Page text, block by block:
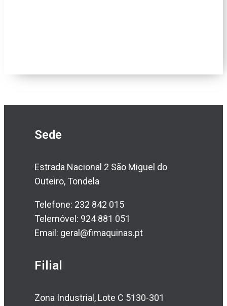
Sede
Estrada Nacional 2 São Miguel do
Outeiro, Tondela
Telefone: 232 842 015
Telemóvel: 924 881 051
Email: geral@fimaquinas.pt
Filial
Zona Industrial, Lote C 5130-301